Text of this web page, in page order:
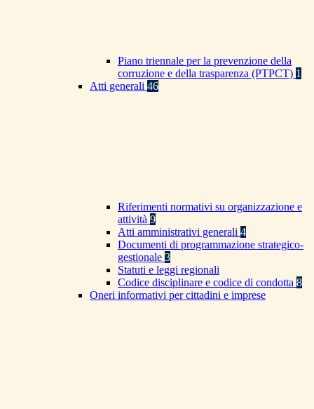
Piano triennale per la prevenzione della
corruzione e della trasparenza (PTPCT) 1
Atti generali 46
Riferimenti normativi su organizzazione e
attività 9
Atti amministrativi generali 4
Documenti di programmazione strategico-
gestionale 3
Statuti e leggi regionali
Codice disciplinare e codice di condotta 8
Oneri informativi per cittadini e imprese